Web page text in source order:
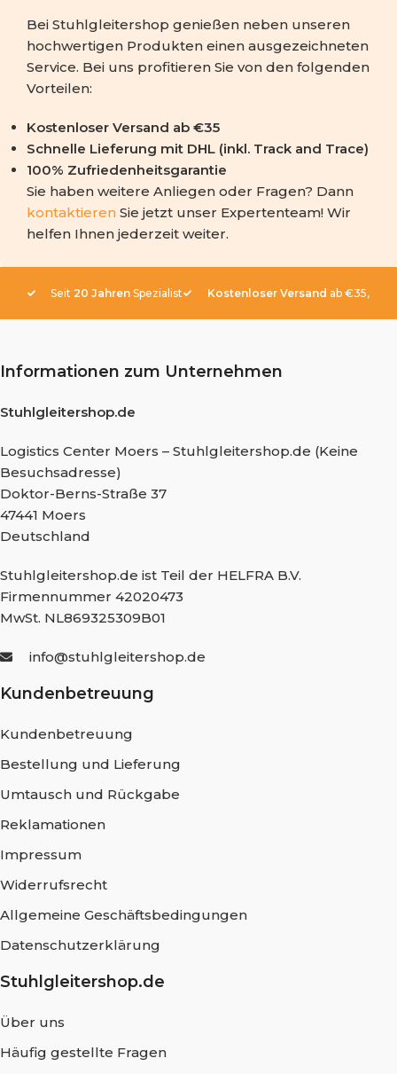
Bei Stuhlgleitershop genießen neben unseren
hochwertigen Produkten einen ausgezeichneten
Service. Bei uns profitieren Sie von den folgenden
Vorteilen:
Kostenloser Versand ab €35
Schnelle Lieferung mit DHL (inkl. Track and Trace)
100% Zufriedenheitsgarantie
Sie haben weitere Anliegen oder Fragen? Dann
kontaktieren Sie jetzt unser Expertenteam! Wir
helfen Ihnen jederzeit weiter.
Seit 20 Jahren Spezialist Kostenloser Versand ab €35,-
Informationen zum Unternehmen
Stuhlgleitershop.de
Logistics Center Moers – Stuhlgleitershop.de (Keine
Besuchsadresse)
Doktor-Berns-Straße 37
47441 Moers
Deutschland
Stuhlgleitershop.de ist Teil der HELFRA B.V.
Firmennummer 42020473
MwSt. NL869325309B01
info@stuhlgleitershop.de
Kundenbetreuung
Kundenbetreuung
Bestellung und Lieferung
Umtausch und Rückgabe
Reklamationen
Impressum
Widerrufsrecht
Allgemeine Geschäftsbedingungen
Datenschutzerklärung
Stuhlgleitershop.de
Über uns
Häufig gestellte Fragen